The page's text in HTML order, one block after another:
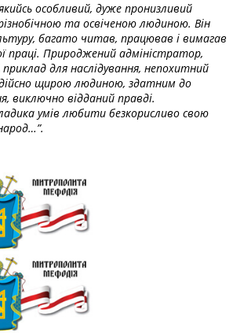
особливий, дуже пронизливий
та освіченою людиною. Він
багато читав, працював і вимагав
праці. Природжений адміністратор,
для наслідування, непохитний
щирою людиною, здатним до
виключно відданий правді.
умів любити безкорисливо свою